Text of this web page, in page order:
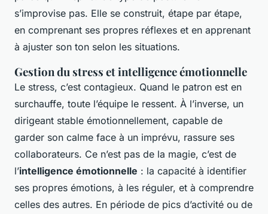
s’improvise pas. Elle se construit, étape par étape,
en comprenant ses propres réflexes et en apprenant
à ajuster son ton selon les situations.
Gestion du stress et intelligence émotionnelle
Le stress, c’est contagieux. Quand le patron est en
surchauffe, toute l’équipe le ressent. À l’inverse, un
dirigeant stable émotionnellement, capable de
garder son calme face à un imprévu, rassure ses
collaborateurs. Ce n’est pas de la magie, c’est de
l’intelligence émotionnelle : la capacité à identifier
ses propres émotions, à les réguler, et à comprendre
celles des autres. En période de pics d’activité ou de